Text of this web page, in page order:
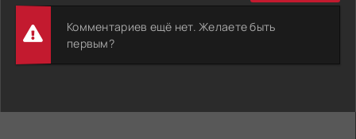
Комментариев ещё нет. Желаете быть
первым?